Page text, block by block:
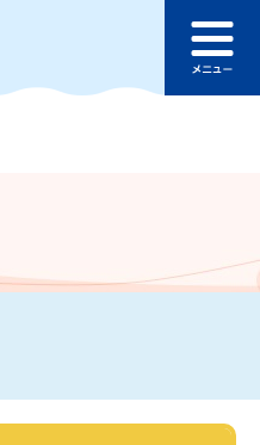
本文へ
ュ